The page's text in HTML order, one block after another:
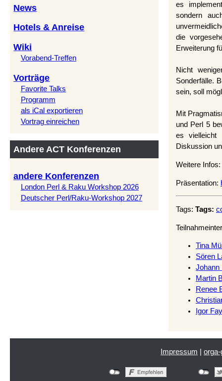
News
Hotels & Anreise
Wiki
Vorabend-Treffen
Vorträge
Favorite Talks
Programm
als iCal exportieren
Vortrag einreichen
Andere ACT Konferenzen
andere Konferenzen
London Perl & Raku Workshop 2026
Deutscher Perl/Raku-Workshop 2027
es
sondern
die
Erweiterung
Nicht
Sonderfälle.
sein, soll
Mit
und Perl 5
es vielleicht
Diskussion
Weitere Infos:
Präsentation:
Tags: Tags:
Tina
Sören
Johann
Martin
Renee
Igor
Impressum